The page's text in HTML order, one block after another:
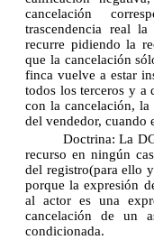
cancelación
trascendencia real
recurre pidiendo la
que la cancelación
finca vuelve a estar
todos los terceros y a
con la cancelación,
del vendedor, cuando
Doctrina: La
recurso en ningún
del registro(para ello
porque la expresión
al actor es una
cancelación de un
condicionada.